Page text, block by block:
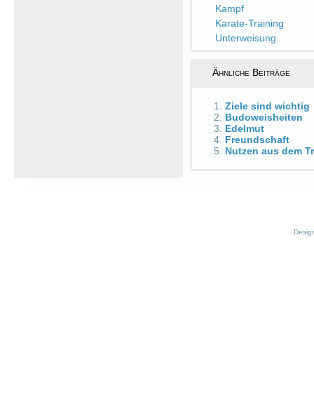
Kampf
Karate-Training
Unterweisung
Ähnliche Beiträge
Ziele sind wichtig
Budoweisheiten
Edelmut
Freundschaft
Nutzen aus dem